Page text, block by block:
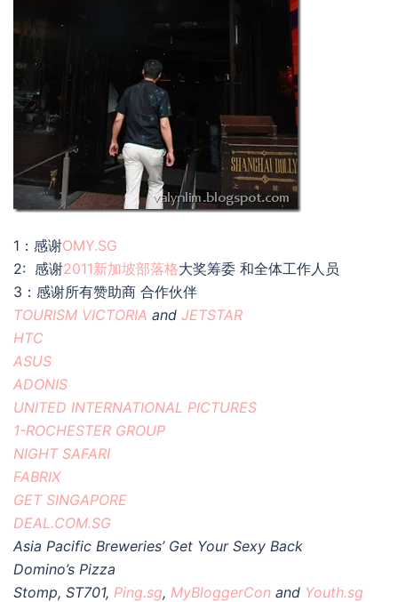
1：感谢OMY.SG
2: 感谢2011新加坡部落格大奖筹委 和全体工作人员
3：感谢所有赞助商 合作伙伴
TOURISM VICTORIA and JETSTAR
HTC
ASUS
ADONIS
UNITED INTERNATIONAL PICTURES
1-ROCHESTER GROUP
NIGHT SAFARI
FABRIX
GET SINGAPORE
DEAL.COM.SG
Asia Pacific Breweries’ Get Your Sexy Back
Domino’s Pizza
Stomp, ST701, Ping.sg, MyBloggerCon and Youth.sg